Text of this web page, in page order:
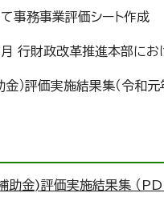
事務事業評価シート作成
行財政改革推進本部にお
）評価実施結果集（令和元
助金)評価実施結果集 （